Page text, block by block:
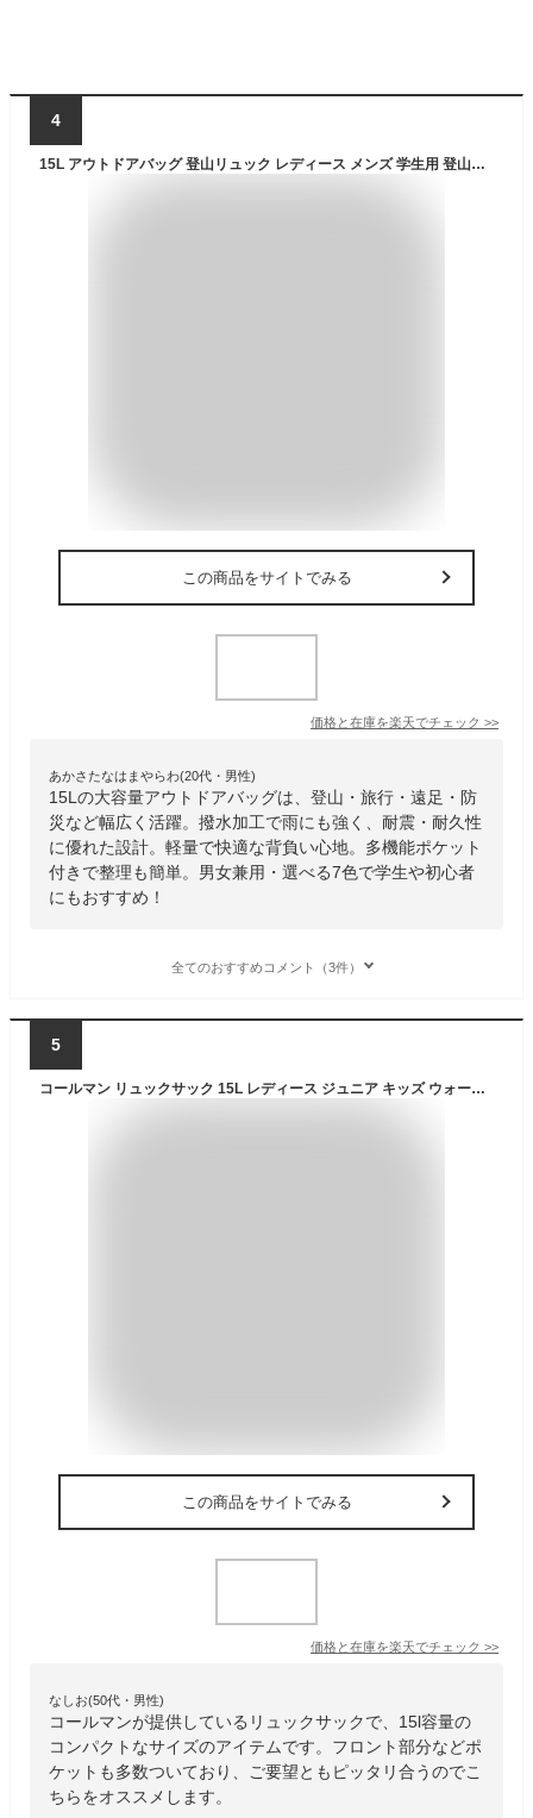
4
15L アウトドアバッグ 登山リュック レディース メンズ 学生用 登山用バッグ 山登り リュックサック 大容量 防災 撥水 キャンプ 多機能 耐震 耐久性優れ 旅行 遠足 スポーツ 7色 男女兼用
この商品をサイトでみる
価格と在庫を楽天でチェック >>
あかさたなはまやらわ(20代・男性)
15Lの大容量アウトドアバッグは、登山・旅行・遠足・防
災など幅広く活躍。撥水加工で雨にも強く、耐震・耐久性
に優れた設計。軽量で快適な背負い心地。多機能ポケット
付きで整理も簡単。男女兼用・選べる7色で学生や初心者
にもおすすめ！
全てのおすすめコメント（3件）
5
コールマン リュックサック 15L レディース ジュニア キッズ ウォーカー15 ブラックヘザー 2000038987 Coleman バックパック バッグ
この商品をサイトでみる
価格と在庫を楽天でチェック >>
なしお(50代・男性)
コールマンが提供しているリュックサックで、15l容量の
コンパクトなサイズのアイテムです。フロント部分などポ
ケットも多数ついており、ご要望ともピッタリ合うのでこ
ちらをオススメします。